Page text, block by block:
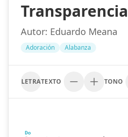
Transparencia
Autor: Eduardo Meana
Adoración Alabanza
LETRATEXTO TONO
Do